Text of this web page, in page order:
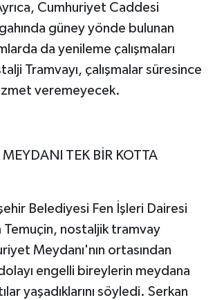
Cumhuriyet Caddesi
güney yönde bulunan
da yenileme çalışmaları
Tramvayı, çalışmalar süresince
veremeyecek.
TEK BİR KOTTA
Belediyesi Fen İşleri Dairesi
Temuçin, nostaljik tramvay
Meydanı'nın ortasından
engelli bireylerin meydana
yaşadıklarını söyledi. Serkan